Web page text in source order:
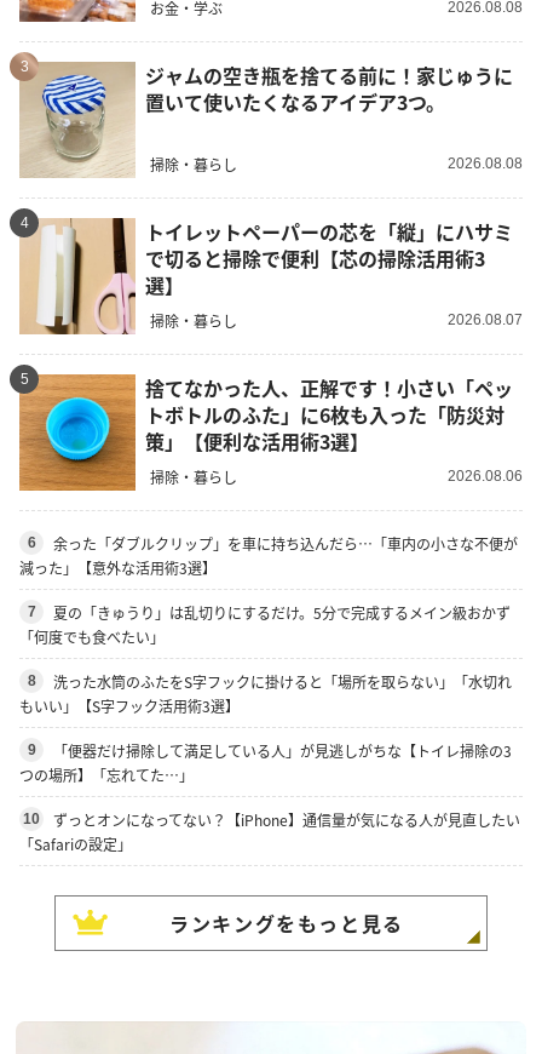
お金・学ぶ 2026.08.08
3
ジャムの空き瓶を捨てる前に！家じゅうに
置いて使いたくなるアイデア3つ。
掃除・暮らし 2026.08.08
4
トイレットペーパーの芯を「縦」にハサミ
で切ると掃除で便利【芯の掃除活用術3
選】
掃除・暮らし 2026.08.07
5
捨てなかった人、正解です！小さい「ペッ
トボトルのふた」に6枚も入った「防災対
策」【便利な活用術3選】
掃除・暮らし 2026.08.06
6
余った「ダブルクリップ」を車に持ち込んだら…「車内の小さな不便が
減った」【意外な活用術3選】
7
夏の「きゅうり」は乱切りにするだけ。5分で完成するメイン級おかず
「何度でも食べたい」
8
洗った水筒のふたをS字フックに掛けると「場所を取らない」「水切れ
もいい」【S字フック活用術3選】
9
「便器だけ掃除して満足している人」が見逃しがちな【トイレ掃除の3
つの場所】「忘れてた…」
10
ずっとオンになってない？【iPhone】通信量が気になる人が見直したい
「Safariの設定」
ランキングをもっと見る